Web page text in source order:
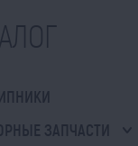
ЗАПЧАСТИ